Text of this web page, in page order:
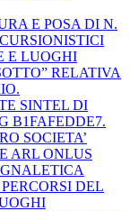
E POSA DI N.
E LUOGHI
RELATIVA
SINTEL DI
B1FAFEDDE7.
SOCIETA’
ARL ONLUS
DEL